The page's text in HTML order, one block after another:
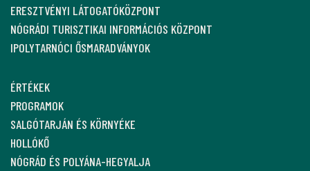
ERESZTVÉNYI LÁTOGATÓKÖZPONT
NÓGRÁDI TURISZTIKAI INFORMÁCIÓS KÖZPONT
IPOLYTARNÓCI ŐSMARADVÁNYOK
ÉRTÉKEK
PROGRAMOK
SALGÓTARJÁN ÉS KÖRNYÉKE
HOLLÓKŐ
NÓGRÁD ÉS POLYÁNA-HEGYALJA